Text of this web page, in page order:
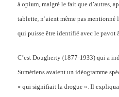
à opium, malgré le fait que d’autres,
tablette, n’aient même pas mentionné
qui puisse être identifié avec le
C’est Dougherty (1877-1933) qui a
Sumériens avaient un idéogramme
« qui signifiait la drogue ». Il expliqua